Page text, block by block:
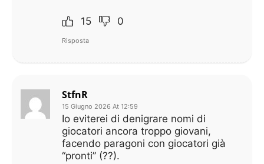
15 0
Risposta
StfnR
15 Giugno 2026 At 12:59
Io eviterei di denigrare nomi di
giocatori ancora troppo giovani,
facendo paragoni con giocatori già
“pronti” (??).